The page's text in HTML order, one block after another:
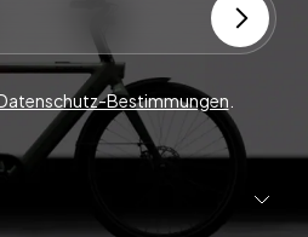
Bestimmungen